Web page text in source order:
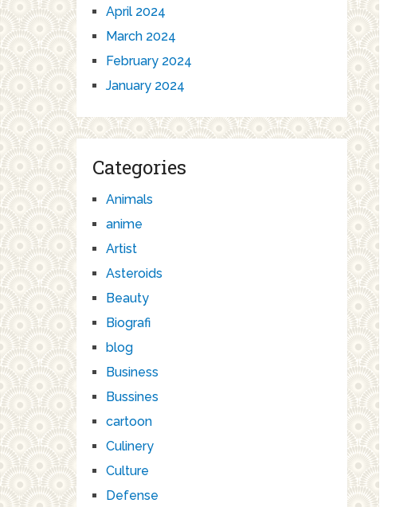
April 2024
March 2024
February 2024
January 2024
Categories
Animals
anime
Artist
Asteroids
Beauty
Biografi
blog
Business
Bussines
cartoon
Culinery
Culture
Defense